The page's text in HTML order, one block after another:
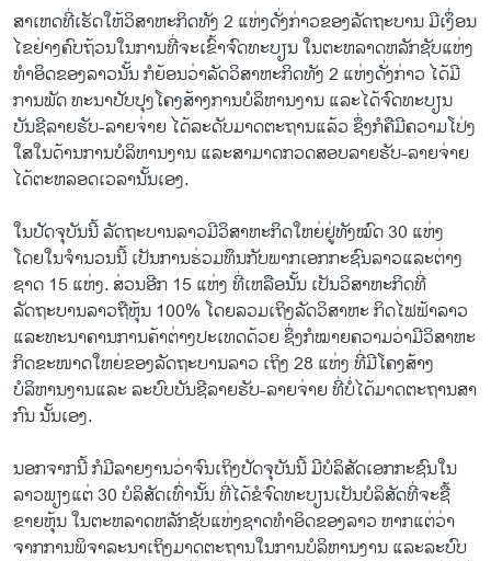
ສາເຫດ​ທີ່​ເຮັດ​ໃຫ້​ວິ​ສາ​ຫະກິດ​ທັງ 2 ​ແຫ່ງ​ດັ່ງກ່າວ​ຂອງ​ລັດຖະບານ ​ມີ​ເງຶ່​ອນ​
ໄຂ​ຢ່າງ​ຄົບ​ຖ້ວນ​ໃນ​ການ​ທີ່​ຈະ​ເຂົ້າຈົດ​ທະບຽນ ​ໃນ​ຕະຫລາດ​ຫລັກ​ຊັບ​ແຫ່ງ​
ທໍາ​ອິດ​ຂອງ​ລາວ​ນັ້ນ ກໍ​ຍ້ອນ​ວ່າ​ລັດ​ວິ​ສາ​ຫະກິດທັງ 2 ​ແຫ່ງ​ດັ່ງກ່າວ ​ໄດ້​ມີ​
ການ​ພັດ ທະນາ​ປັບປຸງ​ໂຄງ​ສ້າງ​ການ​ບໍລິຫານ​ງານ ​ແລະ​ໄດ້​ຈົດ​ທະບຽນ​
ບັນຊີ​ລາຍ​ຮັບ-ລາຍ​ຈ່າຍ​ ໄດ້​ລະ​ດັບມາດຕະຖານ​ແລ້ວ ຊຶ່ງ​ກໍ​ຄື​ມີ​ຄວາມ​ໂປ່​ງ​
ໃສ​ໃນ​ດ້ານ​ການ​ບໍລິຫານ​ງານ ​ແລະ​ສາມາດ​ກວດ​ສອບ​ລາຍ​ຮັບ-ລາຍ​ຈ່າຍ​
ໄດ້​ຕະຫລອດ​ເວລາ​ນັ້ນ​ເອງ.
ໃນ​ປັດ​ຈຸ​ບັນ​ນີ້ ລັດຖະບານ​ລາວ​ມີ​ວິ​ສາ​ຫະກິດ​ໃຫຍ່​ຢູ່​ທັງ​ໝົດ 30 ​ແຫ່ງ ​
ໂດຍ​ໃນ​ຈໍານວນ​ນີ້​ ເປັນ​ການ​ຮ່ວມ​ທຶນ​ກັບພາກ​ເອກ​ກະ​ຊົນ​ລາວ​ແລະ​ຕ່າງ​
ຊາດ 15 ​ແຫ່ງ. ສ່ວນ​ອີກ 15 ​ແຫ່ງ​ ທີ່​ເຫລືອ​ນັ້ນ ​ເປັນ​ວິ​ສາ​ຫະກິດ​ທີ່​
ລັດຖະບານລາວຖື​ຫຸ້ນ 100% ​ໂດຍ​ລວມ​ເຖິງ​ລັດ​ວິ​ສາ​ຫະ ກິດ​ໄຟຟ້າ​ລາວ ​
ແລະທະນາຄານ​ການ​ຄ້າ​ຕ່າງ​ປະ​ເທດ​ດ້ວຍ ຊຶ່ງ​ກໍໝາຍ​ຄວາ​ມວ່າມີ​ວິ​ສາ​ຫະ
ກິດ​ຂະໜາດ​ໃຫຍ່​ຂອງ​ລັດຖະບານ​ລາວ​ ເຖິງ 28 ​ແຫ່ງ ​ທີ່​ມີ​ໂຄງ​ສ້າງ​
ບໍລິຫານ​ງານ​ແລະ ລະ​ບົບບັນຊີ​ລາຍ​ຮັບ-ລາຍ​ຈ່າຍ ​ທີ່​ບໍ່​ໄດ້​ມາດຕະຖານ​ສາ​
ກົນ ​ນັ້ນ​ເອງ.
ນອກ​ຈາກ​ນີ້ ກໍ​ມີ​ລາຍ​ງານ​ວ່າ​ຈົນ​ເຖິງ​ປັດຈຸບັນ​ນີ້​ ມີ​ບໍລິສັດ​ເອກ​ກະ​ຊົນ​ໃນ​
ລາວ​ພຽງ​ແຕ່ 30 ບໍລິສັດ​ເທົ່ານັ້ນ​ ທີ່​ໄດ້​ຂໍຈົດ​ທະບຽນ​ເປັນ​ບໍລິສັດ​ທີ່​ຈະ​ຊື້​
ຂາຍ​ຫຸ້ນ​ ໃນ​ຕະຫລາດ​ຫລັກ​ຊັບແຫ່ງ​ຊາດ​ທໍາ​ອິດ​ຂອງ​ລາວ ຫາກ​ແຕ່​ວ່າ ​
ຈາກ​ການພິຈາລະ​ນາ​ເຖິງ​ມາດຕະຖານ​ໃນ​ການບໍລິ​ຫານ​ງານ ​ແລະ​ລະບົບ​